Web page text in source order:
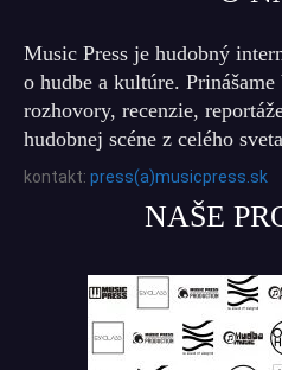
Music Press je hudobný
o hudbe a kultúre.
rozhovory, recenzie,
hudobnej scéne z celého
kontakt: press(a)musicpress.sk
NAŠE